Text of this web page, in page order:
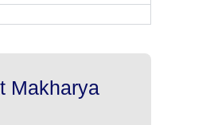
Makharya